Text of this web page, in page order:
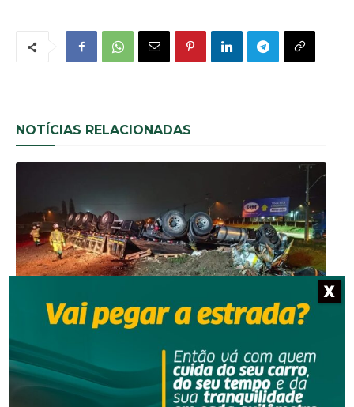
NOTÍCIAS RELACIONADAS
Segurança
Grave acidente na BR-101 envolvendo dois
caminhões deixa um motorista morto
X